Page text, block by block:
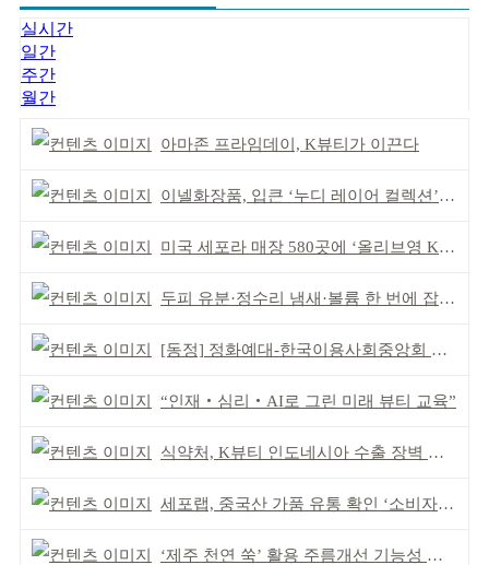
실시간
일간
주간
월간
아마존 프라임데이, K뷰티가 이끈다
이넬화장품, 입큰 ‘누디 레이어 컬렉션’ 출시
미국 세포라 매장 580곳에 ‘올리브영 K뷰티에딧’ 론칭
두피 유분·정수리 냄새·볼륨 한 번에 잡는다
[동정] 정화예대-한국이용사회중앙회 업무협약
“인재‧심리‧AI로 그린 미래 뷰티 교육”
식약처, K뷰티 인도네시아 수출 장벽 완화 성과
세포랩, 중국산 가품 유통 확인 ‘소비자 주의’ 당부
‘제주 천연 쑥’ 활용 주름개선 기능성 식약처 심사 통과